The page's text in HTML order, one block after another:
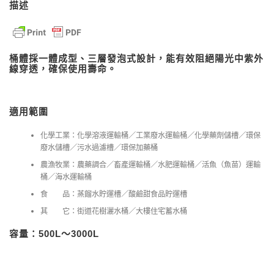
描述
桶體採一體成型、三層發泡式設計，能有效阻絕陽光中紫外
線穿透，確保使用壽命。
適用範圍
化學工業：化學溶液運輸桶／工業廢水運輸桶／化學藥劑儲槽／環保
廢水儲槽／污水過濾槽／環保加藥桶
農漁牧業：農藥調合／畜產運輸桶／水肥運輸桶／活魚（魚苗）運輸
桶／海水運輸桶
食 品：蒸餾水貯運槽／酸鹼甜食品貯運槽
其 它：街道花樹灑水桶／大樓住宅蓄水桶
容量：500L～3000L